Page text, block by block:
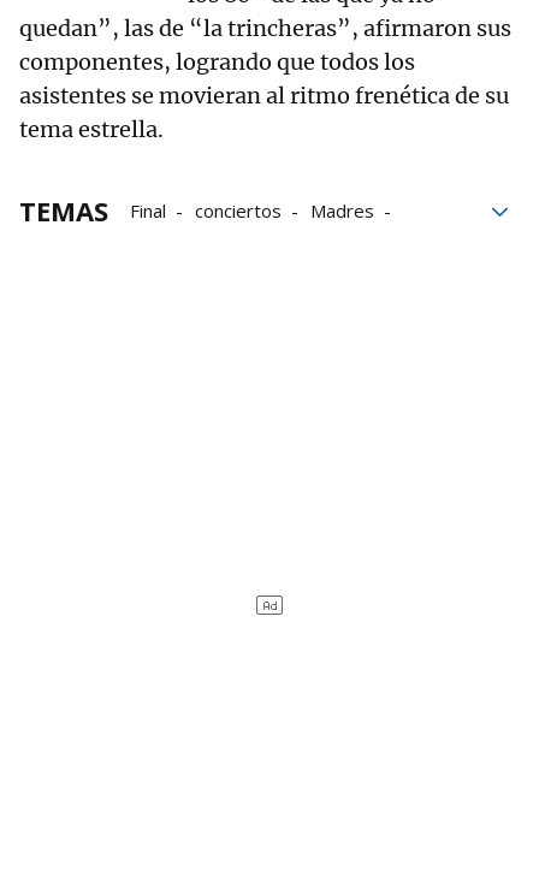
quedan”, las de “la trincheras”, afirmaron sus
componentes, logrando que todos los
asistentes se movieran al ritmo frenética de su
tema estrella.
TEMAS Final conciertos
Madres